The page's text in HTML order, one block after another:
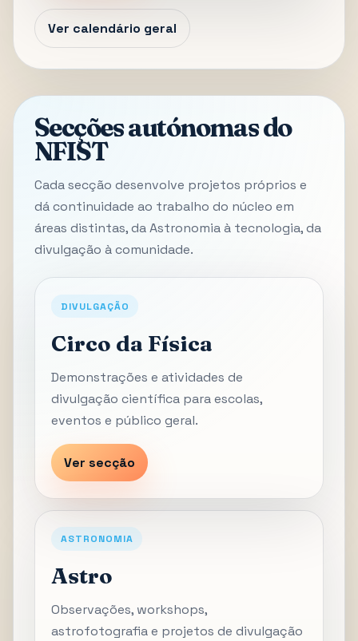
Ver calendário geral
Secções autónomas do
NFIST
Cada secção desenvolve projetos próprios e
dá continuidade ao trabalho do núcleo em
áreas distintas, da Astronomia à tecnologia, da
divulgação à comunidade.
DIVULGAÇÃO
Circo da Física
Demonstrações e atividades de
divulgação científica para escolas,
eventos e público geral.
Ver secção
ASTRONOMIA
Astro
Observações, workshops,
astrofotografia e projetos de divulgação